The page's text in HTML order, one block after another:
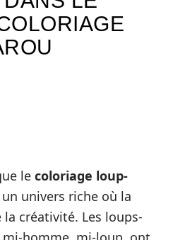
le coloriage loup-
univers riche où la
créativité. Les loups-